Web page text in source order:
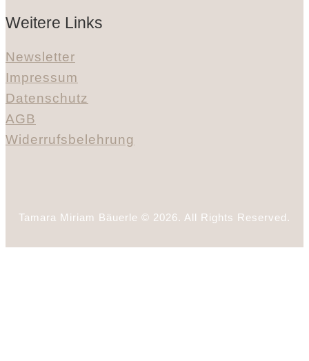
Weitere Links
Newsletter
Impressum
Datenschutz
AGB
Widerrufsbelehrung
Tamara Miriam Bäuerle © 2026. All Rights Reserved.